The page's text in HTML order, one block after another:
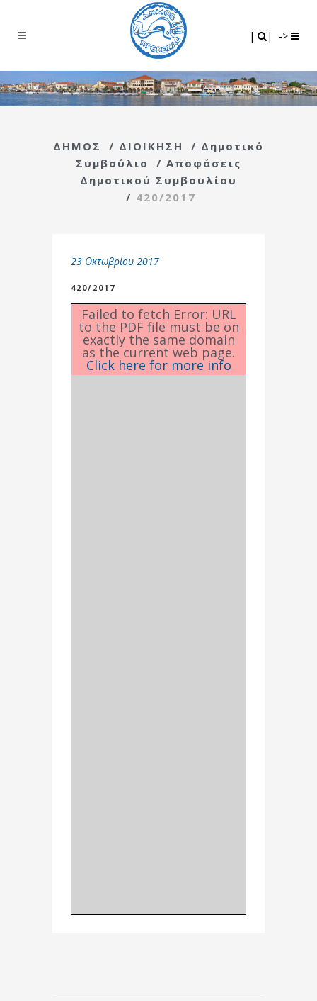
| | ->
ΔΗΜΟΣ / ΔΙΟΙΚΗΣΗ / Δημοτικό
Συμβούλιο
/ Αποφάσεις
Δημοτικού Συμβουλίου
/ 420/2017
23 Οκτωβρίου 2017
420/2017
Failed to fetch Error: URL
to the PDF file must be on
exactly the same domain
as the current web page.
Click here for more info